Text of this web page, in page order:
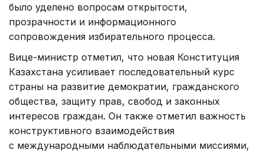
было уделено вопросам открытости,
прозрачности и информационного
сопровождения избирательного процесса.
Вице-министр отметил, что новая Конституция
Казахстана усиливает последовательный курс
страны на развитие демократии, гражданского
общества, защиту прав, свобод и законных
интересов граждан. Он также отметил важность
конструктивного взаимодействия
с международными наблюдательными миссиями,